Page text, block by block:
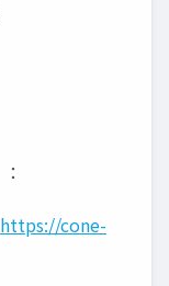
https://cone-